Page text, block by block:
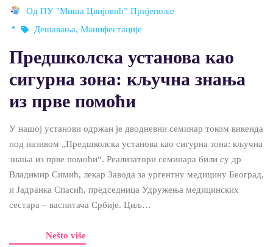
Од ПУ "Миша Цвијовић” Пријепоље
Дешавања, Манифестације
Предшколска установа као
сигурна зона: кључна знања
из прве помоћи
У нашој установи одржан је дводневни семинар током викенда
под називом „Предшколска установа као сигурна зона: кључна
знања из прве помоћи“. Реализатори семинара били су др
Владимир Симић, лекар Завода за ургентну медицину Београд,
и Јадранка Спасић, председница Удружења медицинских
сестара – васпитача Србије. Циљ…
Nešto više